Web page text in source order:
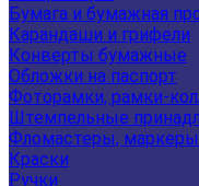
Бумага и бумажная
Карандаши и грифели
Конверты бумажные
Обложки на паспорт
Фоторамки, рамки-
Штемпельные
Фломастеры,
Краски
Ручки